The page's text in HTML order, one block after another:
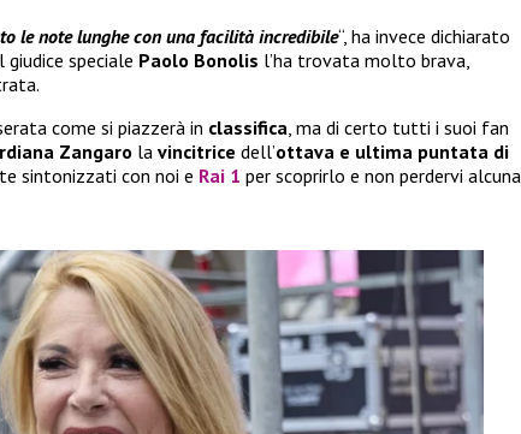
le note lunghe con una facilità incredibile“, ha invece dichiarato
giudice speciale Paolo Bonolis l’ha trovata molto brava,
come si piazzerà in classifica , ma di certo tutti i suoi fan
Zangaro la vincitrice dell’ottava e ultima puntata di
sintonizzati con noi e Rai 1 per scoprirlo e non perdervi alcuna